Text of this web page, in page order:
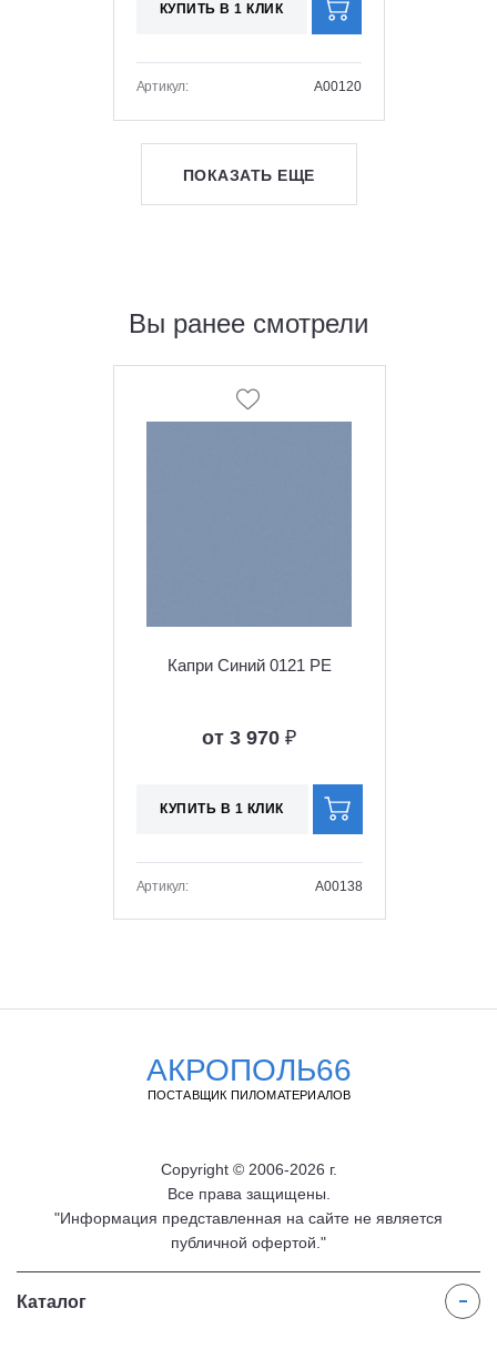
КУПИТЬ В 1 КЛИК
Артикул: A00120
ПОКАЗАТЬ ЕЩЕ
Вы ранее смотрели
Капри Синий 0121 PE
от 3 970 ₽
КУПИТЬ В 1 КЛИК
Артикул: A00138
АКРОПОЛЬ66
ПОСТАВЩИК ПИЛОМАТЕРИАЛОВ
Copyright © 2006-2026 г.
Все права защищены.
"Информация представленная на сайте не является
публичной офертой."
Каталог